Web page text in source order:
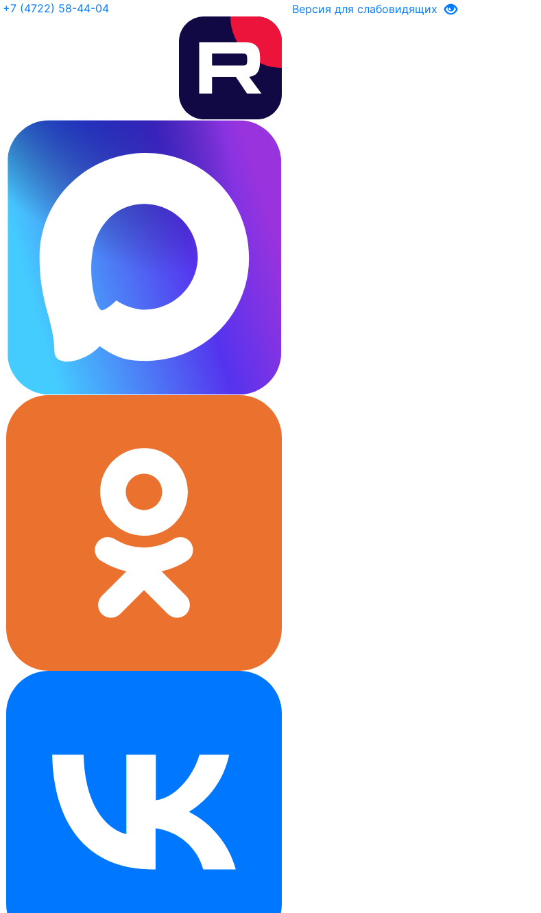
+7 (4722) 58-44-04 Версия для слабовидящих